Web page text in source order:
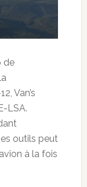
de
Van’s
LSA.
outils peut
à la fois